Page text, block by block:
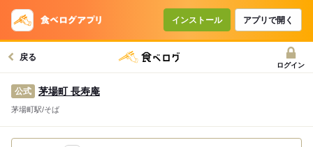
インストール アプリで開く
戻る
ログイン
公式 茅場町 長寿庵
茅場町駅/そば